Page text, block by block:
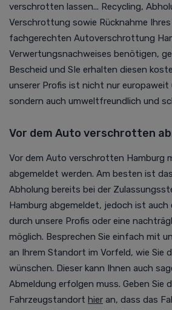
verschrotten lassen... Recycling,
Verschrottung sowie Rücknahme
fachgerechten Autoverschrottung
Verwertungsnachweises benötigen,
Bescheid und SIe erhalten diesen
unserer Profis ist nicht nur europaweit
sondern auch umweltfreundlich und
Vor dem Auto verschrotten
Vor dem Auto verschrotten Hamburg
abgemeldet werden. Am besten ist
Abholung bereits bei der
Hamburg abgemeldet, jedoch ist auch
durch unsere Profis oder eine
möglich. Besprechen Sie einfach mit
an Ihrem Standort im Vorfeld, wie Sie
wünschen. Dieser kann Ihnen auch
Abmeldung erfolgen muss. Geben Sie
Fahrzeugstandort hier an, dass das